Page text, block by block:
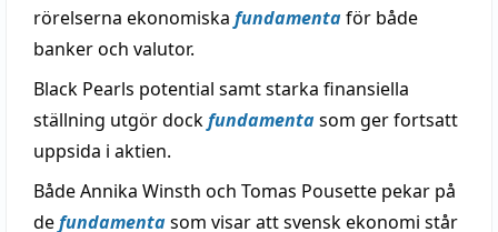
rörelserna ekonomiska fundamentaför både
banker och valutor.
Black Pearls potential samt starka finansiella
ställning utgör dockfundamentasom ger fortsatt
uppsida i aktien.
Både Annika Winsth och Tomas Pousette pekar på
defundamentasom visar att svensk ekonomi står